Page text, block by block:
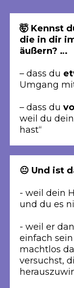
🤯 Kennst
die in dir
äußern? …
– dass du
Umgang
– dass du
weil du
hast“
😐 Und ist
- weil dein
und du es
- weil er
einfach
machtlos
versuchst,